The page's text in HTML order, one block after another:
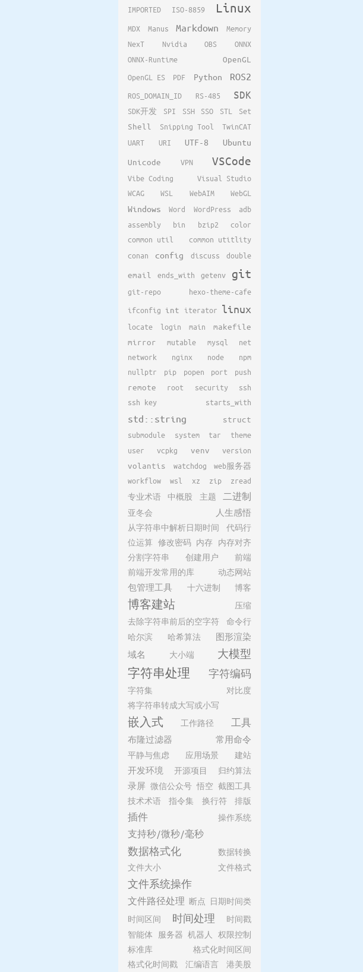
IMPORTED
ISO-8859 Linux
MDX Manus Markdown
Memory
NexT
Nvidia OBS
ONNX
ONNX-Runtime
OpenGL
OpenGL ES
PDF Python ROS2
ROS_DOMAIN_ID RS-485 SDK
SDK开发 SPI SSH SSO STL
Set
Shell
Snipping Tool
TwinCAT
UART
URI UTF-8 Ubuntu
Unicode VPN VSCode
Vibe Coding
Visual Studio
WCAG
WSL WebAIM WebGL
Windows Word WordPress
adb
assembly
bin bzip2
color
common util
common utitlity
conan
config discuss
double
email
ends_with getenv git
git-repo
hexo-theme-cafe
ifconfig int iterator linux
locate login main
makefile
mirror
mutable mysql
net
network
nginx node
npm
nullptr
pip popen port
push
remote
root security
ssh
ssh key
starts_with
std::string
struct
submodule
system tar
theme
user
vcpkg venv
version
volantis
watchdog
web服务器
workflow
wsl xz zip
zread
专业术语
中概股 主题 二进制
亚冬会
人生感悟
从字符串中解析日期时间
代码行
位运算 修改密码 内存
内存对齐
分割字符串
创建用户
前端
前端开发常用的库
动态网站
包管理工具
十六进制 博客
博客建站
压缩
去除字符串前后的空字符
命令行
哈尔滨
哈希算法
图形渲染
域名
大小端 大模型
字符串处理 字符编码
字符集
对比度
将字符串转成大写或小写
嵌入式 工作路径 工具
布隆过滤器
常用命令
平静与焦虑
应用场景
建站
开发环境
开源项目
归约算法
录屏 微信公众号 悟空 截图工具
技术术语
指令集 换行符 排版
插件 操作系统
支持秒/微秒/毫秒
数据格式化
数据转换
文件大小
文件格式
文件系统操作
文件路径处理 断点 日期时间类
时间区间
时间处理
时间戳
智能体
服务器 机器人
权限控制
标准库
格式化时间区间
格式化时间戳
汇编语言 港美股